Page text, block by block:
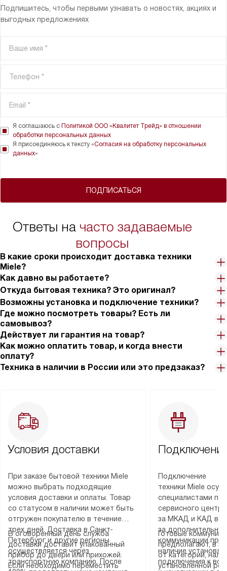
Подпишитесь, чтобы первыми узнавать о новостях, акциях и
выгодных предложениях
ПОДПИСАТЬСЯ
Я соглашаюсь с Политикой ООО «Квалитет Трейд» в отношении
обработки персональных данных
Я присоединяюсь к тексту «Согласия на обработку персональных
данных»
Ответы на часто задаваемые
вопросы
В какие сроки происходит доставка техники
Miele?
Как давно вы работаете?
Откуда бытовая техника? Это оригинал?
Возможны установка и подключение техники?
Где можно посмотреть товары? Есть ли
самовывоз?
Действует ли гарантия на товар?
Как можно оплатить товар, и когда внести
оплату?
Техника в наличии в России или это предзаказ?
Условия доставки
При заказе бытовой техники Miele
можно выбрать подходящие
условия доставки и оплаты. Товар
со статусом в наличии может быть
отгружен покупателю в течение
трех дней. Доставка в Санкт-
Петербург и другие регионы
осуществляется через
транспортную компанию. После
В оговоренный день служба
доставки доставит упакованный
прибор до двери или прихожей.
Если необходимо переместить
Подключение
техники Miele
специалистами
сервисного
за МКАД и КАД
за
коммуникации
наличие
подключения к
Готовые
предполагают, в
от категории,
установленной